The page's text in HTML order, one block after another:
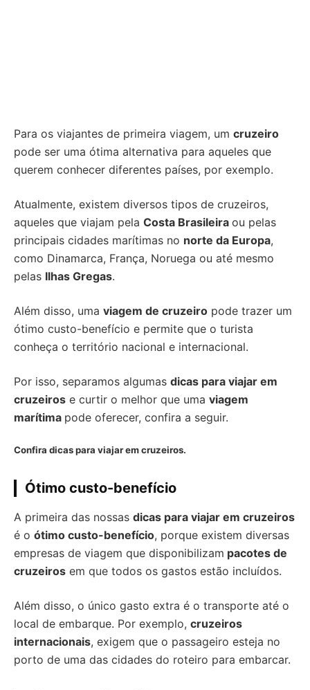
Para os viajantes de primeira viagem, um cruzeiro
pode ser uma ótima alternativa para aqueles que
querem conhecer diferentes países, por exemplo.
Atualmente, existem diversos tipos de cruzeiros,
aqueles que viajam pela Costa Brasileira ou pelas
principais cidades marítimas no norte da Europa,
como Dinamarca, França, Noruega ou até mesmo
pelas Ilhas Gregas.
Além disso, uma viagem de cruzeiro pode trazer um
ótimo custo-benefício e permite que o turista
conheça o território nacional e internacional.
Por isso, separamos algumas dicas para viajar em
cruzeiros e curtir o melhor que uma viagem
marítima pode oferecer, confira a seguir.
Confira dicas para viajar em cruzeiros.
Ótimo custo-benefício
A primeira das nossas dicas para viajar em cruzeiros
é o ótimo custo-benefício, porque existem diversas
empresas de viagem que disponibilizam pacotes de
cruzeiros em que todos os gastos estão incluídos.
Além disso, o único gasto extra é o transporte até o
local de embarque. Por exemplo, cruzeiros
internacionais, exigem que o passageiro esteja no
porto de uma das cidades do roteiro para embarcar.